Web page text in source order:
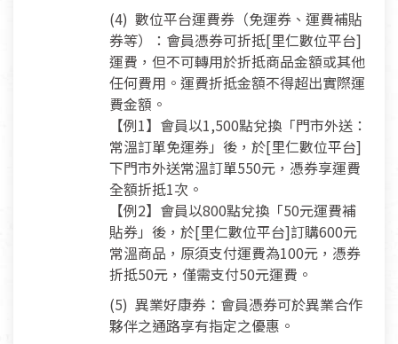
(4) 數位平台運費券（免運券、運費補貼
券等）：會員憑券可折抵[里仁數位平台]
運費，但不可轉用於折抵商品金額或其他
任何費用。運費折抵金額不得超出實際運
費金額。
【例1】會員以1,500點兌換「門市外送：
常溫訂單免運券」後，於[里仁數位平台]
下門市外送常溫訂單550元，憑券享運費
全額折抵1次。
【例2】會員以800點兌換「50元運費補
貼券」後，於[里仁數位平台]訂購600元
常溫商品，原須支付運費為100元，憑券
折抵50元，僅需支付50元運費。
(5) 異業好康券：會員憑券可於異業合作
夥伴之通路享有指定之優惠。